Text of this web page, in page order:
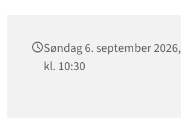
Søndag 6. september 2026,
kl. 10:30